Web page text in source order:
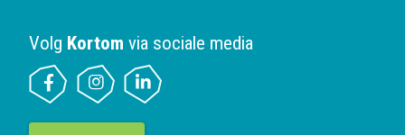
Volg Kortom via sociale media
B